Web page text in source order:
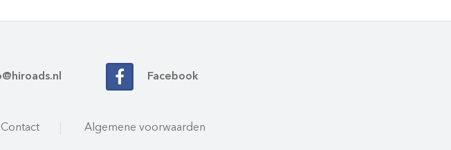
Facebook
Contact Algemene voorwaarden